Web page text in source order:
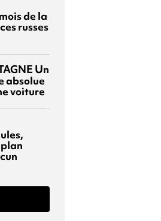
de la
russes
Un
absolue
voiture